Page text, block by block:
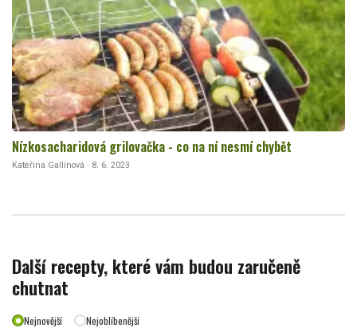
Nízkosacharidová grilovačka - co na ní nesmí chybět
Kateřina Gallinová · 8. 6. 2023
Další recepty, které vám budou zaručeně
chutnat
Nejnovější Nejoblíbenější